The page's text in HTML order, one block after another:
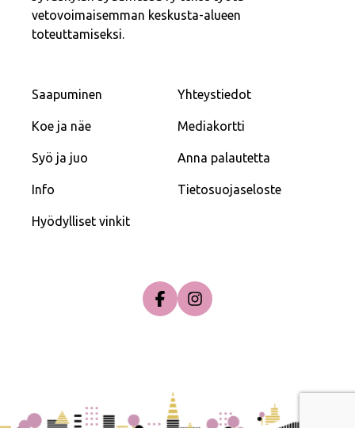
vetovoimaisemman keskusta-alueen
toteuttamiseksi.
Saapuminen
Koe ja näe
Syö ja juo
Info
Hyödylliset vinkit
Yhteystiedot
Mediakortti
Anna palautetta
Tietosuojaseloste